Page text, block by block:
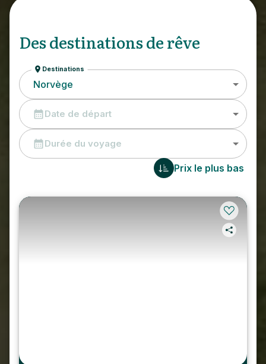
Des destinations de rêve
Destinations
Norvège
Date de départ
Durée du voyage
Prix le plus bas